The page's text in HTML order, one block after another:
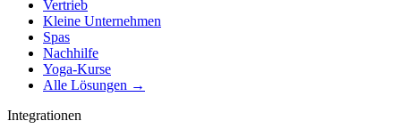
Vertrieb
Kleine Unternehmen
Spas
Nachhilfe
Yoga-Kurse
Alle Lösungen →
Integrationen